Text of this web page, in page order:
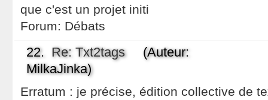
que c'est un projet initi
Forum: Débats
22. Re: Txt2tags(Auteur:
MilkaJinka)
Erratum : je précise, édition collective de